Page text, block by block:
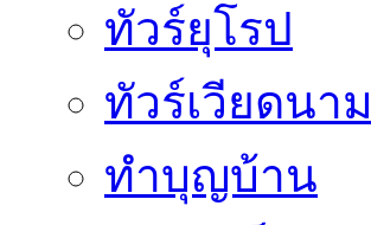
ทัวร์ยุโรป
ทัวร์เวียดนาม
ทำบุญบ้าน